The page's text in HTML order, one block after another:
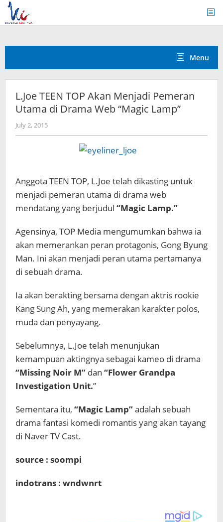
Skip
content
Menu
L.Joe TEEN TOP Akan Menjadi Pemeran
Utama di Drama Web “Magic Lamp”
July 2, 2015by
Koreanindo
Anggota TEEN TOP, L.Joe telah dikasting untuk
menjadi pemeran utama di drama web
mendatang yang berjudul “Magic Lamp.”
Agensinya, TOP Media mengumumkan bahwa ia
akan memerankan peran protagonis, Gong Byung
Man. Ini akan menjadi peran utama pertamanya
di sebuah drama.
Ia akan berakting bersama dengan aktris rookie
Kang Sung Ah, yang memerakan karakter polos,
muda dan penyayang.
Sebelumnya, L.Joe telah menunjukan
kemampuan aktingnya sebagai kameo di drama
“Missing Noir M” dan “Flower Grandpa
Investigation Unit.”
Sementara itu, “Magic Lamp”adalah sebuah
drama fantasi komedi romantis yang akan tayang
di Naver TV Cast.
source : soompi
indotrans : wndwnrt